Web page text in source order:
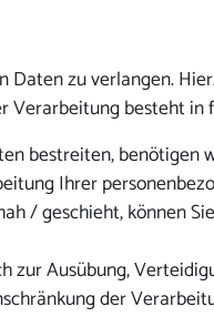
zu verlangen.
Verarbeitung besteht in
bestreiten, benötigen
Ihrer
/ geschieht, können
zur Ausübung,
der